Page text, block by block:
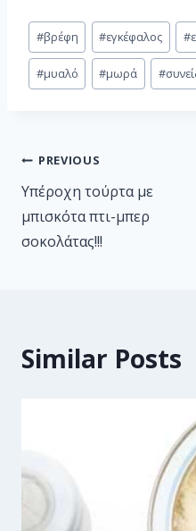
#βρέφη #εγκέφαλος #
#μυαλό #μωρά #
PREVIOUS
Υπέροχη τούρτα με
μπισκότα πτι-μπερ
σοκολάτας!!!
Similar Posts